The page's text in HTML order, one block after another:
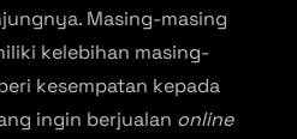
Masing-masing
kelebihan masing-
kesempatan kepada
ingin berjualan online